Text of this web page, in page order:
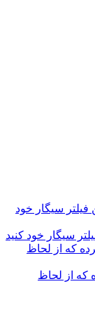
سیگار خود کنید
که از لحاظ